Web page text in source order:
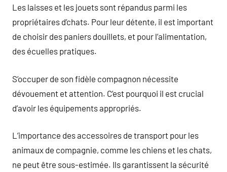
Les laisses et les jouets sont répandus parmi les
propriétaires d’chats. Pour leur détente, il est important
de choisir des paniers douillets, et pour l’alimentation,
des écuelles pratiques.
S’occuper de son fidèle compagnon nécessite
dévouement et attention. C’est pourquoi il est crucial
d’avoir les équipements appropriés.
L’importance des accessoires de transport pour les
animaux de compagnie, comme les chiens et les chats,
ne peut être sous-estimée. Ils garantissent la sécurité